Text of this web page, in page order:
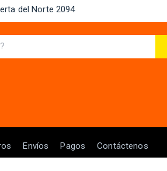
del Norte 2094
Envíos Pagos Contáctenos